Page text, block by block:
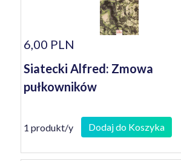
6,00 PLN
Siatecki Alfred: Zmowa
pułkowników
1 produkt/y Dodaj do Koszyka